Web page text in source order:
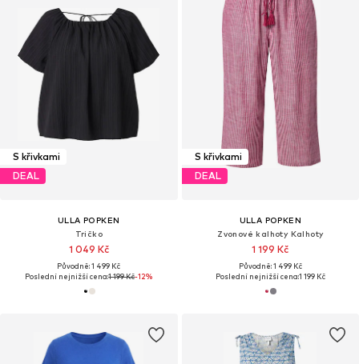
S křivkami
DEAL
ULLA POPKEN
Tričko
1 049 Kč
Původně: 1 499 Kč
Poslední nejnižší cena:1 199 Kč-12%
S křivkami
DEAL
ULLA POPKEN
Zvonové kalhoty Kalhoty
1 199 Kč
Původně: 1 499 Kč
Poslední nejnižší cena:1 199 Kč